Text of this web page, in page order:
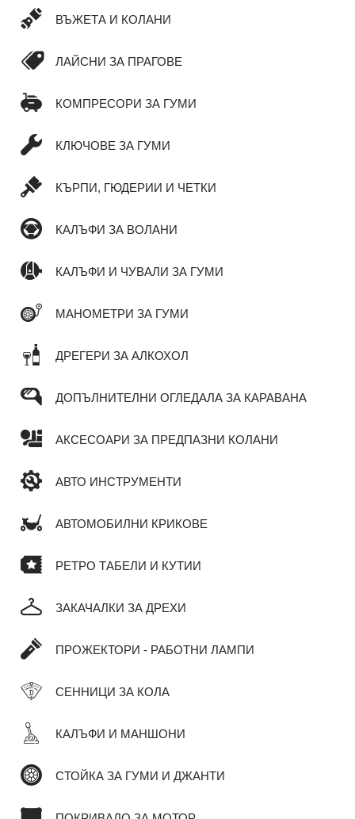
ВЪЖЕТА И КОЛАНИ
ЛАЙСНИ ЗА ПРАГОВЕ
КОМПРЕСОРИ ЗА ГУМИ
КЛЮЧОВЕ ЗА ГУМИ
КЪРПИ, ГЮДЕРИИ И ЧЕТКИ
КАЛЪФИ ЗА ВОЛАНИ
КАЛЪФИ И ЧУВАЛИ ЗА ГУМИ
МАНОМЕТРИ ЗА ГУМИ
ДРЕГЕРИ ЗА АЛКОХОЛ
ДОПЪЛНИТЕЛНИ ОГЛЕДАЛА ЗА КАРАВАНА
АКСЕСОАРИ ЗА ПРЕДПАЗНИ КОЛАНИ
АВТО ИНСТРУМЕНТИ
АВТОМОБИЛНИ КРИКОВЕ
РЕТРО ТАБЕЛИ И КУТИИ
ЗАКАЧАЛКИ ЗА ДРЕХИ
ПРОЖЕКТОРИ - РАБОТНИ ЛАМПИ
СЕННИЦИ ЗА КОЛА
КАЛЪФИ И МАНШОНИ
СТОЙКА ЗА ГУМИ И ДЖАНТИ